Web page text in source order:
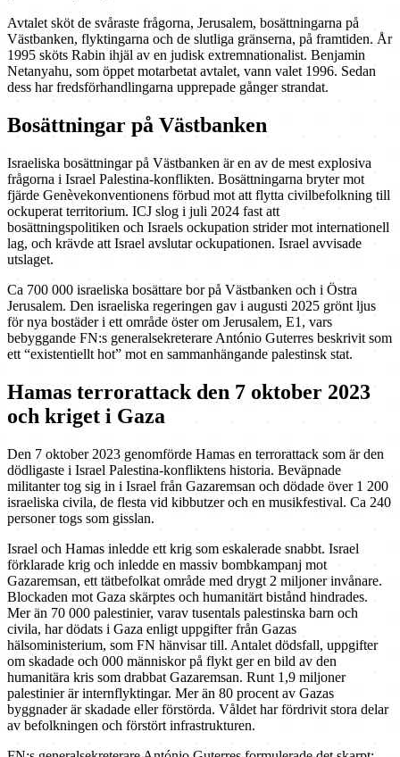
Avtalet sköt de svåraste frågorna, Jerusalem, bosättningarna på
Västbanken, flyktingarna och de slutliga gränserna, på framtiden. År
1995 sköts Rabin ihjäl av en judisk extremnationalist. Benjamin
Netanyahu, som öppet motarbetat avtalet, vann valet 1996. Sedan
dess har fredsförhandlingarna upprepade gånger strandat.
Bosättningar på Västbanken
Israeliska bosättningar på Västbanken är en av de mest explosiva
frågorna i Israel Palestina-konflikten. Bosättningarna bryter mot
fjärde Genèvekonventionens förbud mot att flytta civilbefolkning till
ockuperat territorium. ICJ slog i juli 2024 fast att
bosättningspolitiken och Israels ockupation strider mot internationell
lag, och krävde att Israel avslutar ockupationen. Israel avvisade
utslaget.
Ca 700 000 israeliska bosättare bor på Västbanken och i Östra
Jerusalem. Den israeliska regeringen gav i augusti 2025 grönt ljus
för nya bostäder i ett område öster om Jerusalem, E1, vars
bebyggande FN:s generalsekreterare António Guterres beskrivit som
ett “existentiellt hot” mot en sammanhängande palestinsk stat.
Hamas terrorattack den 7 oktober 2023
och kriget i Gaza
Den 7 oktober 2023 genomförde Hamas en terrorattack som är den
dödligaste i Israel Palestina-konfliktens historia. Beväpnade
militanter tog sig in i Israel från Gazaremsan och dödade över 1 200
israeliska civila, de flesta vid kibbutzer och en musikfestival. Ca 240
personer togs som gisslan.
Israel och Hamas inledde ett krig som eskalerade snabbt. Israel
förklarade krig och inledde en massiv bombkampanj mot
Gazaremsan, ett tätbefolkat område med drygt 2 miljoner invånare.
Blockaden mot Gaza skärptes och humanitärt bistånd hindrades.
Mer än 70 000 palestinier, varav tusentals palestinska barn och
civila, har dödats i Gaza enligt uppgifter från Gazas
hälsoministerium, som FN hänvisar till. Antalet dödsfall, uppgifter
om skadade och 000 människor på flykt ger en bild av den
humanitära kris som drabbat Gazaremsan. Runt 1,9 miljoner
palestinier är internflyktingar. Mer än 80 procent av Gazas
byggnader är skadade eller förstörda. Våldet har fördrivit stora delar
av befolkningen och förstört infrastrukturen.